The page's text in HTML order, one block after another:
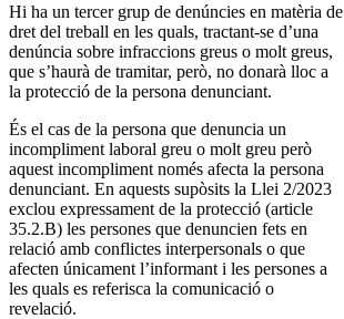
Hi ha un tercer grup de denúncies en matèria de
dret del treball en les quals, tractant-se d’una
denúncia sobre infraccions greus o molt greus,
que s’haurà de tramitar, però, no donarà lloc a
la protecció de la persona denunciant.
És el cas de la persona que denuncia un
incompliment laboral greu o molt greu però
aquest incompliment només afecta la persona
denunciant. En aquests supòsits la Llei 2/2023
exclou expressament de la protecció (article
35.2.B) les persones que denuncien fets en
relació amb conflictes interpersonals o que
afecten únicament l’informant i les persones a
les quals es referisca la comunicació o
revelació.